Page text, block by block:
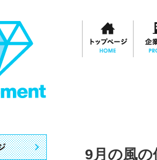
9月の風の